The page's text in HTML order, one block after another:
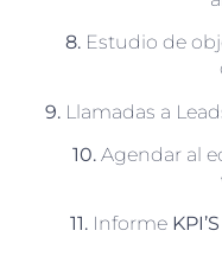
8. Estudio de
9. Llamadas a
10. Agendar al
11. Informe KPI’S